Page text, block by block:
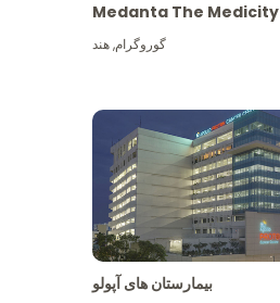
Medanta The Medicity
گوروگرام,هند
بیمارستان های آپولو